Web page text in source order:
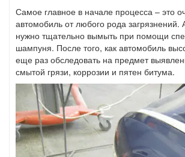
Самое главное в начале процесса – это
автомобиль от любого рода загрязнений.
нужно тщательно вымыть при помощи
шампуня. После того, как автомобиль
еще раз обследовать на предмет
смытой грязи, коррозии и пятен битума.